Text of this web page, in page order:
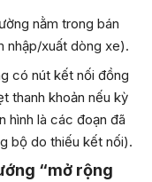
nằm trong bán
nhập/xuất dòng xe).
có nút kết nối đồng
thanh khoản nếu kỳ
hình là các đoạn đã
bộ do thiếu kết nối).
“mở rộng